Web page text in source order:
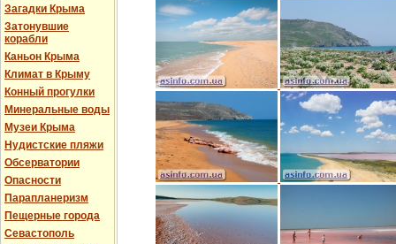
Загадки Крыма
Затонувшие
корабли
Каньон Крыма
Климат в Крыму
Конный прогулки
Минеральные воды
Музеи Крыма
Нудистские пляжи
Обсерватории
Опасности
Парапланеризм
Пещерные города
Севастополь